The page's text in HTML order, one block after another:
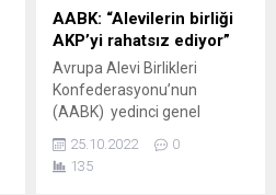
akademik eğitim konusunda
en ayrıntılı ve güncel bilgilere
ulaşma şansı buldular.
Frankfurt...
AABK: “Alevilerin birliği
AKP’yi rahatsız ediyor”
Avrupa Alevi Birlikleri
Konfederasyonu’nun
(AABK) yedinci genel
yapan Genel Başkan
Hüseyin Mat, birliğin
25.10.2022
0
135